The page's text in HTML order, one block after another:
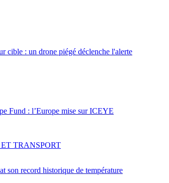
cible : un drone piégé déclenche l'alerte
Fund : l’Europe mise sur ICEYE
son record historique de température
TRANSPORT